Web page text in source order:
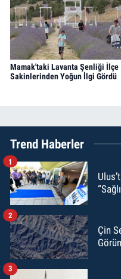
Mamak'taki Lavanta Şenliği İlçe
Sakinlerinden Yoğun İlgi Gördü
Trend Haberler
1
Çin
2
3